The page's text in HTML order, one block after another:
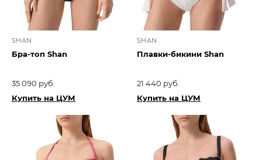
SHAN
Бра-топ Shan
35 090 руб.
Купить на ЦУМ
SHAN
Плавки-бикини Shan
21 440 руб.
Купить на ЦУМ